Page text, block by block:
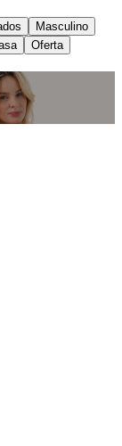
Masculino
Oferta